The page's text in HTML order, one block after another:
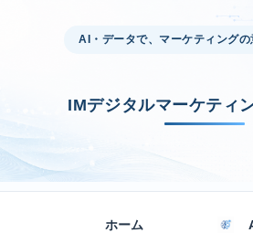
AI・データで、マーケティング
IMデジタルマーケティ
ホーム